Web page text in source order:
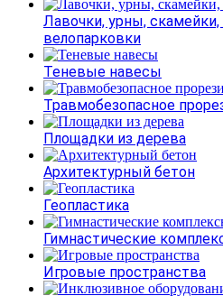
Лавочки, урны,
велопарковки
Теневые навесы
Травмобезопасное
Площадки из дерева
Архитектурный бетон
Геопластика
Гимнастические
Игровые пространства